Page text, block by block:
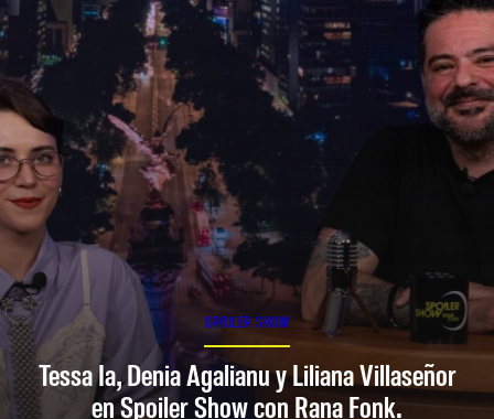
SPOILER SHOW
Tessa Ia, Denia Agalianu y Liliana Villaseñor
en Spoiler Show con Rana Fonk.